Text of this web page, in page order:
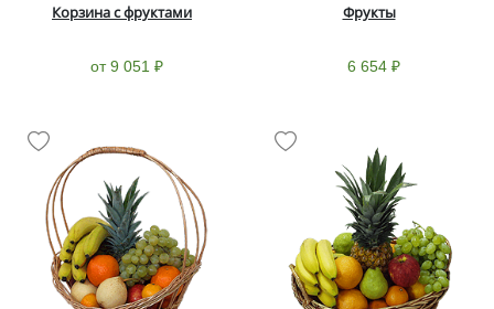
Корзина с фруктами
от 9 051 ₽
Фрукты
6 654 ₽